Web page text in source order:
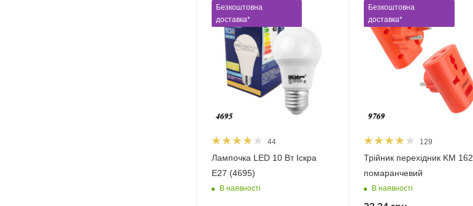
Безкоштовна
доставка*
44
Лампочка LED 10 Вт Іскра
E27 (4695)
В наявності
Безкоштовна
доставка*
129
Трійник перехідник KM 162
помаранчевий
В наявності